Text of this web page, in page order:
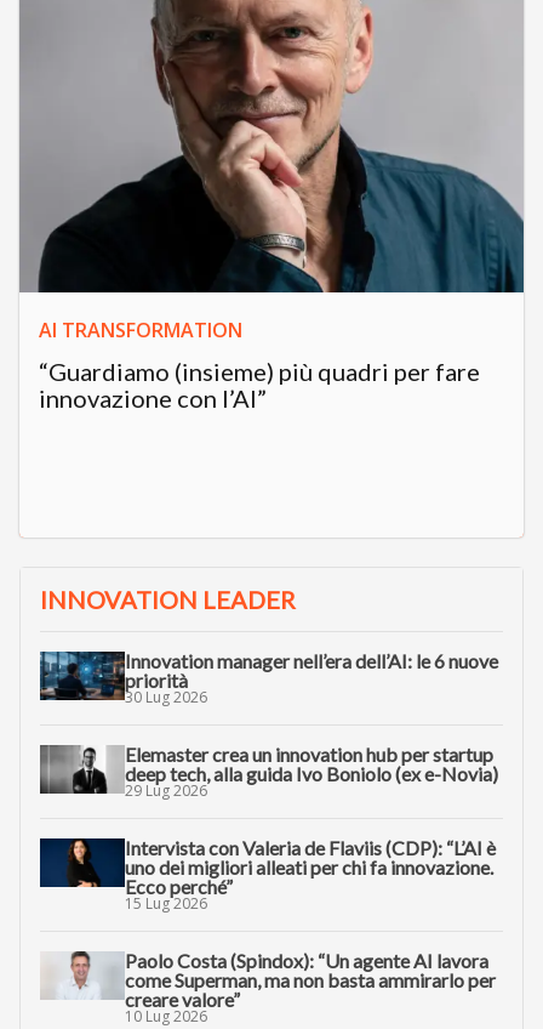
AI TRANSFORMATION
“Guardiamo (insieme) più quadri per fare
innovazione con l’AI”
INNOVATION LEADER
Innovation manager nell’era dell’AI: le 6 nuove
priorità
30 Lug 2026
Elemaster crea un innovation hub per startup
deep tech, alla guida Ivo Boniolo (ex e-Novia)
29 Lug 2026
Intervista con Valeria de Flaviis (CDP): “L’AI è
uno dei migliori alleati per chi fa innovazione.
Ecco perché”
15 Lug 2026
Paolo Costa (Spindox): “Un agente AI lavora
come Superman, ma non basta ammirarlo per
creare valore”
10 Lug 2026